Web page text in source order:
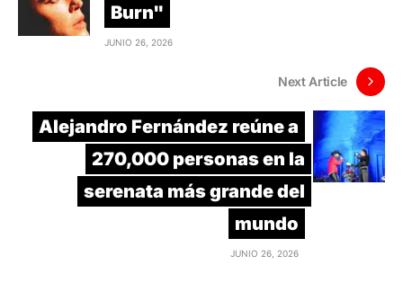
Burn"
JUNIO 26, 2026
Next Article
Alejandro Fernández reúne a
270,000 personas en la
serenata más grande del
mundo
JUNIO 26, 2026